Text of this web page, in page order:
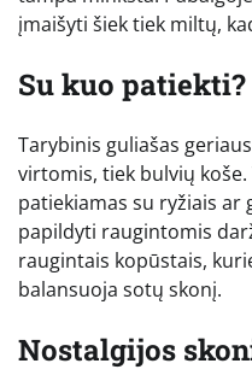
įmaišyti šiek tiek miltų,
Su kuo patiekti?
Tarybinis guliašas
virtomis, tiek bulvių
patiekiamas su ryžiais ar
papildyti raugintomis
raugintais kopūstais,
balansuoja sotų skonį.
Nostalgijos